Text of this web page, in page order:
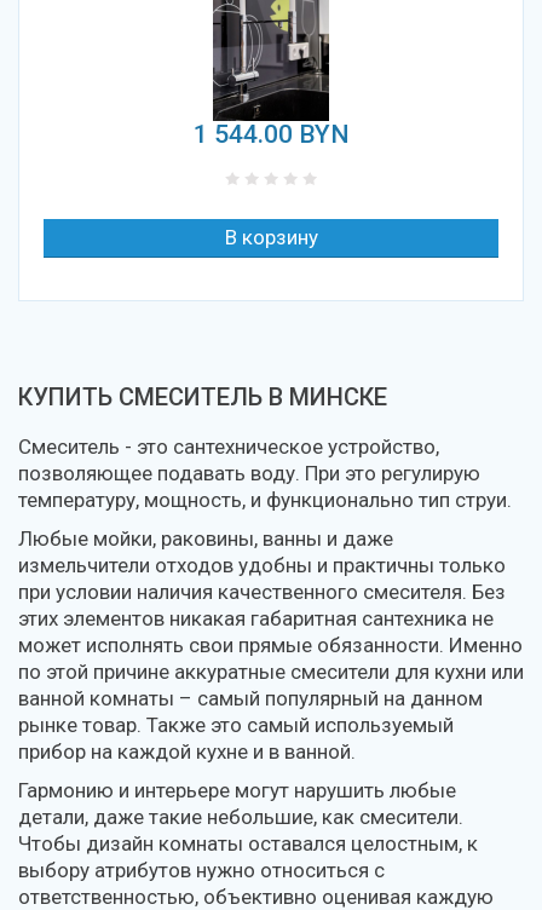
1 544.00 BYN
КУПИТЬ СМЕСИТЕЛЬ В МИНСКЕ
Смеситель - это сантехническое устройство,
позволяющее подавать воду. При это регулирую
температуру, мощность, и функционально тип струи.
Любые мойки, раковины, ванны и даже
измельчители отходов удобны и практичны только
при условии наличия качественного смесителя. Без
этих элементов никакая габаритная сантехника не
может исполнять свои прямые обязанности. Именно
по этой причине аккуратные смесители для кухни или
ванной комнаты – самый популярный на данном
рынке товар. Также это самый используемый
прибор на каждой кухне и в ванной.
Гармонию и интерьере могут нарушить любые
детали, даже такие небольшие, как смесители.
Чтобы дизайн комнаты оставался целостным, к
выбору атрибутов нужно относиться с
ответственностью, объективно оценивая каждую